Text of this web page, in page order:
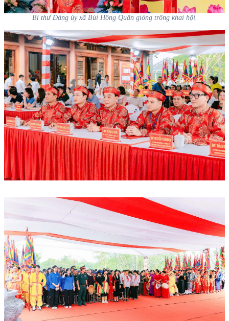
Bí thư Đảng ủy xã Bùi Hồng Quân gióng trống khai hội.